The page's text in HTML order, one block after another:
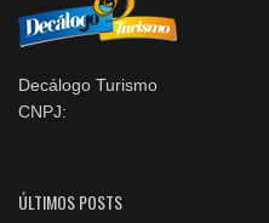
Decálogo Turismo
CNPJ:
ÚLTIMOS POSTS